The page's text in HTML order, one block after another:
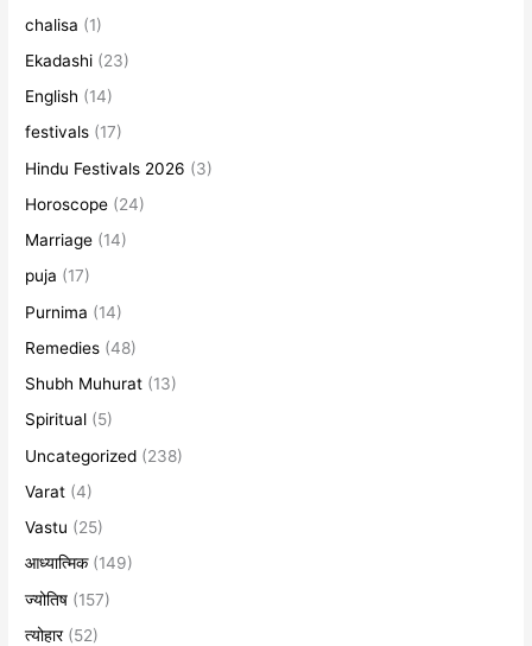
chalisa (1)
Ekadashi (23)
English (14)
festivals (17)
Hindu Festivals 2026 (3)
Horoscope (24)
Marriage (14)
puja (17)
Purnima (14)
Remedies (48)
Shubh Muhurat (13)
Spiritual (5)
Uncategorized (238)
Varat (4)
Vastu (25)
आध्यात्मिक(149)
ज्योतिष (157)
त्योहार(52)